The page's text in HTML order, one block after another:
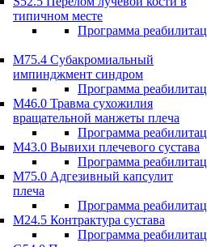
типичном месте
Программа
М75.4 Субакромиальный
импинджмент синдром
Программа
М46.0 Травма сухожилия
вращательной манжеты плеча
Программа
M43.0 Вывихи плечевого сустава
Программа
М75.0 Адгезивный капсулит
плеча
Программа
M24.5 Контрактура сустава
Программа